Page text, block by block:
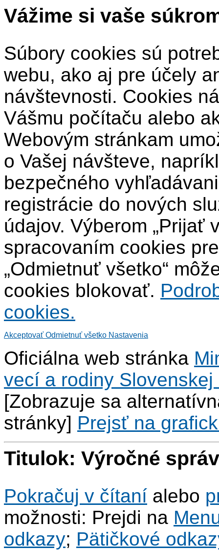
Vážime si vaše
Súbory cookies sú
webu, ako aj pre účely
návštevnosti. Cookies
Vášmu počítaču alebo
Webovým stránkam
o Vašej návšteve,
bezpečného
registrácie do nových
údajov. Výberom „Prijať
spracovaním cookies
„Odmietnuť všetko“
cookies blokovať.
cookies.
Akceptovať Odmietnuť všetko Nastavenia
Oficiálna web stránka
vecí a rodiny Slovenskej
[Zobrazuje sa
stránky] Prejsť na
Titulok: Výročné
Pokračuj v čítaní alebo
možnosti: Prejdi na
odkazy; Pätičkové